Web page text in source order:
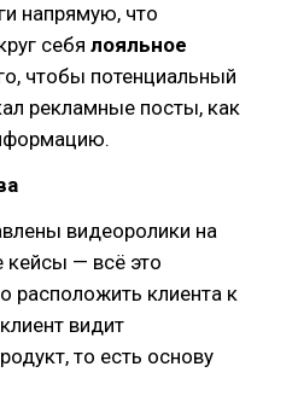
напрямую, что
себя лояльное
чтобы потенциальный
рекламные посты, как
видеоролики на
кейсы — всё это
расположить клиента к
видит
то есть основу